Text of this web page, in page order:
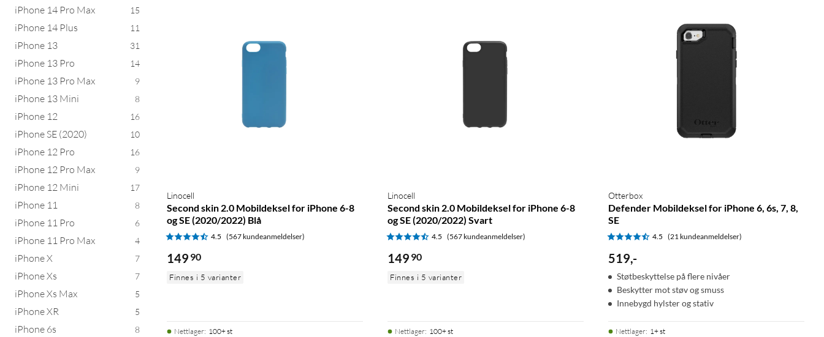
iPhone 14 Pro Max 15
iPhone 14 Plus 11
iPhone 13 31
iPhone 13 Pro 14
iPhone 13 Pro Max 9
iPhone 13 Mini 8
iPhone 12 16
iPhone SE (2020) 10
iPhone 12 Pro 16
iPhone 12 Pro Max 9
iPhone 12 Mini 17
iPhone 11 8
iPhone 11 Pro 6
iPhone 11 Pro Max 4
iPhone X 7
iPhone Xs 7
iPhone Xs Max 5
iPhone XR 5
iPhone 6s 8
Linocell
Second skin 2.0 Mobildeksel for iPhone 6-8
og SE (2020/2022) Blå
4.5 (567 kundeanmeldelser)
149 90
Finnes i 5 varianter
Nettlager: 100+ st
Linocell
Second skin 2.0 Mobildeksel for iPhone 6-8
og SE (2020/2022) Svart
4.5 (567 kundeanmeldelser)
149 90
Finnes i 5 varianter
Nettlager: 100+ st
Otterbox
Defender Mobildeksel for iPhone 6, 6s, 7, 8,
SE
4.5 (21 kundeanmeldelser)
519,-
Støtbeskyttelse på flere nivåer
Beskytter mot støv og smuss
Innebygd hylster og stativ
Nettlager: 1+ st